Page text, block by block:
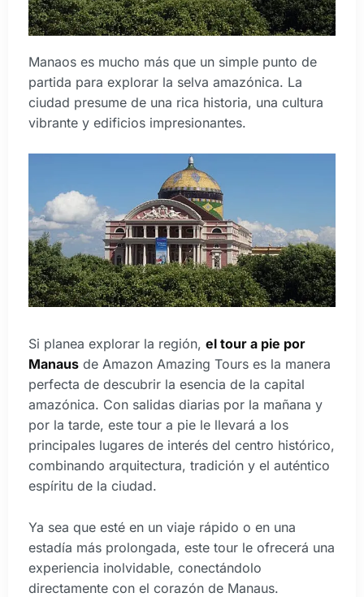
Manaos es mucho más que un simple punto de
partida para explorar la selva amazónica. La
ciudad presume de una rica historia, una cultura
vibrante y edificios impresionantes.
Si planea explorar la región, el tour a pie por
Manaus de Amazon Amazing Tours es la manera
perfecta de descubrir la esencia de la capital
amazónica. Con salidas diarias por la mañana y
por la tarde, este tour a pie le llevará a los
principales lugares de interés del centro histórico,
combinando arquitectura, tradición y el auténtico
espíritu de la ciudad.
Ya sea que esté en un viaje rápido o en una
estadía más prolongada, este tour le ofrecerá una
experiencia inolvidable, conectándolo
directamente con el corazón de Manaus.